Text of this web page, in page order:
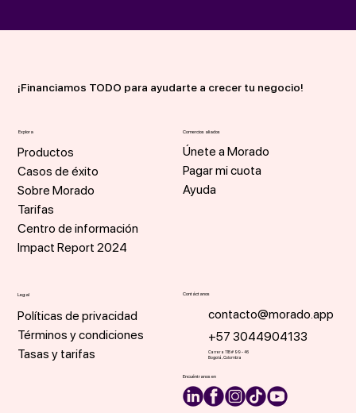
Explora
Productos
Casos de éxito
Sobre Morado
Tarifas
Centro de información
Impact Report 2024
Comercios aliados
Únete a Morado
Pagar mi cuota
Ayuda
Legal
Políticas de privacidad
Términos y condiciones
Tasas y tarifas
Contáctanos
contacto@morado.app
+57 3044904133
Carrera 11B # 99 - 46
Bogotá, Colombia
Encuéntranos en
¡Financiamos TODO para ayudarte a crecer tu negocio!